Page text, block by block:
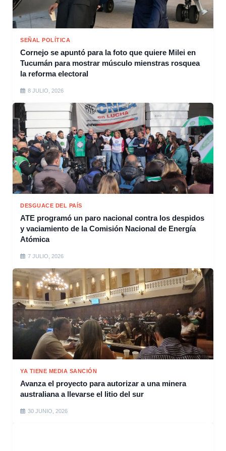
SEÑAL POLÍTICA
Cornejo se apuntó para la foto que quiere Milei en
Tucumán para mostrar músculo mienstras rosquea
la reforma electoral
8 JULIO, 2026
DESGUACE DEL PAÍS
ATE programó un paro nacional contra los despidos
y vaciamiento de la Comisión Nacional de Energía
Atómica
7 JULIO, 2026
YA TIENE MEDIA SANCIÓN
Avanza el proyecto para autorizar a una minera
australiana a llevarse el litio del sur
30 JUNIO, 2026